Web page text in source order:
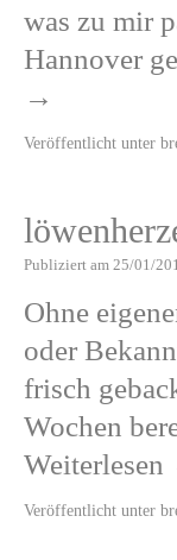
was zu mir
Hannover
→
Veröffentlicht unter
Publiziert am 25/01/
Ohne
oder
frisch
Wochen
Weiterlesen
Veröffentlicht unter